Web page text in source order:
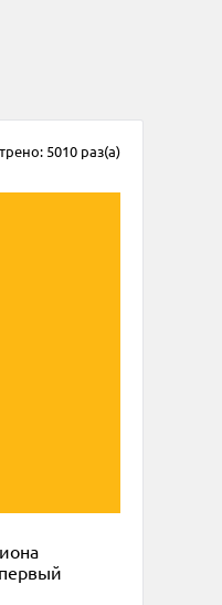
5010 раз(а)